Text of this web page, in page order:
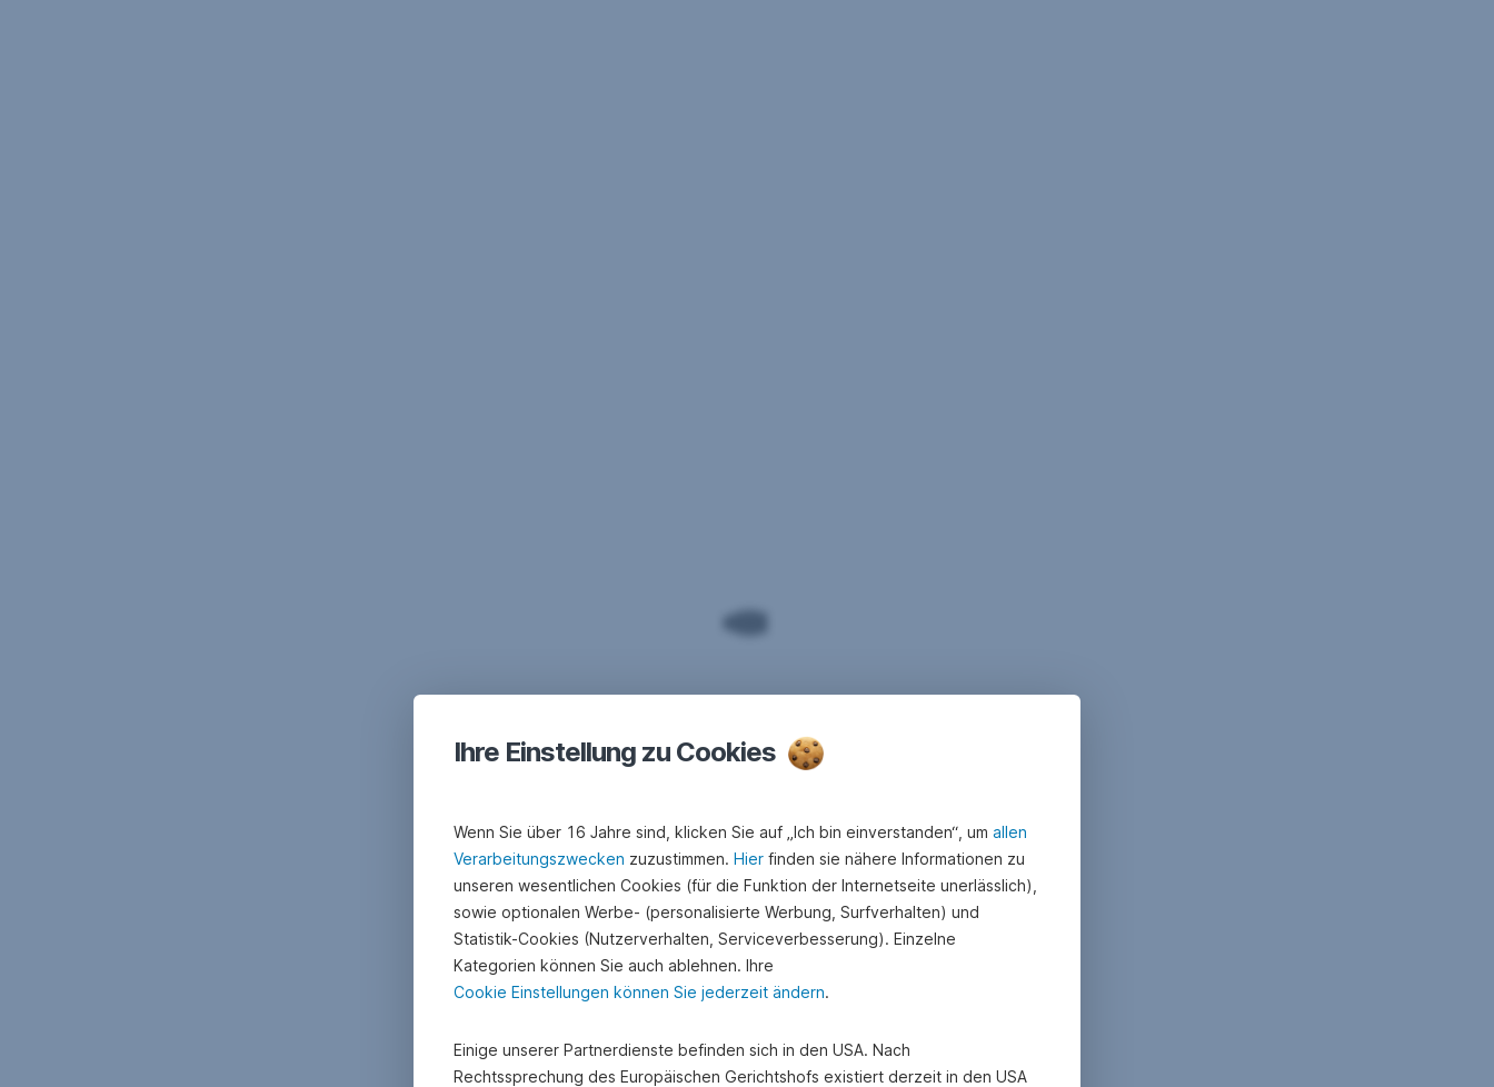
Ihre Einstellung zu Cookies
Wenn Sie über 16 Jahre sind, klicken Sie auf „Ich bin einverstanden“, um allen
Verarbeitungszwecken zuzustimmen. Hier finden sie nähere Informationen zu
unseren wesentlichen Cookies (für die Funktion der Internetseite unerlässlich),
sowie optionalen Werbe- (personalisierte Werbung, Surfverhalten) und
Statistik-Cookies (Nutzerverhalten, Serviceverbesserung). Einzelne
Kategorien können Sie auch ablehnen. Ihre
Cookie Einstellungen können Sie jederzeit ändern.
Einige unserer Partnerdienste befinden sich in den USA. Nach
Rechtssprechung des Europäischen Gerichtshofs existiert derzeit in den USA